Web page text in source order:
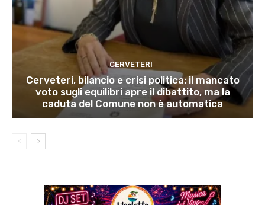
CERVETERI
Cerveteri, bilancio e crisi politica: il mancato
voto sugli equilibri apre il dibattito, ma la
caduta del Comune non è automatica